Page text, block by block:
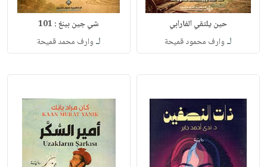
حين يلتقي الفارابي
لـ وارف محمود قميحة
شي جين بينغ : 101
لـ وارف محمد قميحة